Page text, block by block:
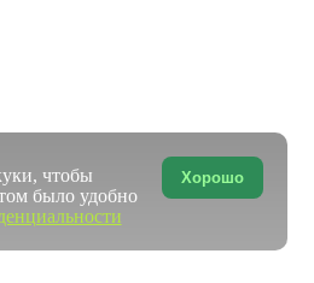
Хорошо
чтобы
было удобно